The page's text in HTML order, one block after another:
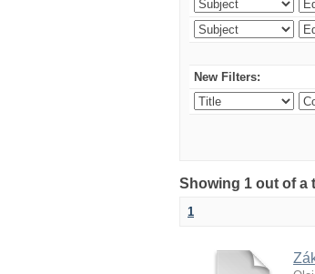
New Filters:
Showing 1 out of a
1